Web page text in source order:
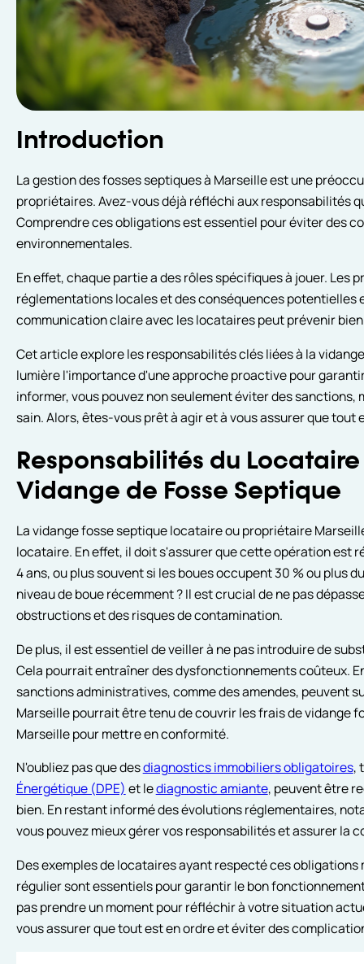
Introduction
La gestion des fosses septiques à Marseille est une
propriétaires. Avez-vous déjà réfléchi aux responsabilités
Comprendre ces obligations est essentiel pour éviter des
environnementales.
En effet, chaque partie a des rôles spécifiques à jouer.
réglementations locales et des conséquences potentielles
communication claire avec les locataires peut prévenir
Cet article explore les responsabilités clés liées à la
lumière l'importance d'une approche proactive pour
informer, vous pouvez non seulement éviter des
sain. Alors, êtes-vous prêt à agir et à vous assurer que tout
Responsabilités du
Vidange de Fosse Septique
La vidange fosse septique locataire ou propriétaire
locataire. En effet, il doit s'assurer que cette opération est
4 ans, ou plus souvent si les boues occupent 30 % ou plus
niveau de boue récemment ? Il est crucial de ne pas
obstructions et des risques de contamination.
De plus, il est essentiel de veiller à ne pas introduire de
Cela pourrait entraîner des dysfonctionnements coûteux.
sanctions administratives, comme des amendes, peuvent
Marseille pourrait être tenu de couvrir les frais de vidange
Marseille pour mettre en conformité.
N'oubliez pas que desdiagnostics immobiliers obligatoires,
Énergétique (DPE) et lediagnostic amiante, peuvent être
bien. En restant informé des évolutions réglementaires,
vous pouvez mieux gérer vos responsabilités et assurer la
Des exemples de locataires ayant respecté ces
régulier sont essentiels pour garantir le bon
pas prendre un moment pour réfléchir à votre situation
vous assurer que tout est en ordre et éviter des